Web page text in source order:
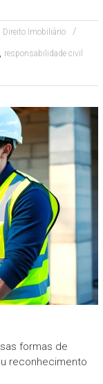
Direito Imobiliário
responsabilidade civil
formas de
reconhecimento